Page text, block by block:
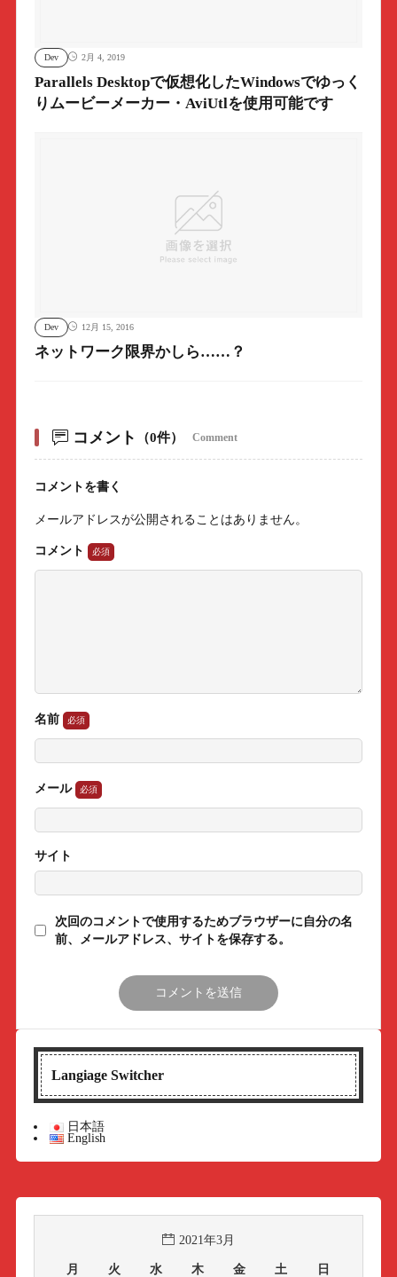
Dev 2月 4, 2019
Parallels Desktopで仮想化したWindowsでゆっく
りムービーメーカー・AviUtlを使用可能です
Dev 12月 15, 2016
ネットワーク限界かしら……？
コメント （0件） Comment
コメントを書く
メールアドレスが公開されることはありません。
コメント
名前
メール
サイト
次回のコメントで使用するためブラウザーに自分の名
前、メールアドレス、サイトを保存する。
Langiage Switcher
日本語
English
2021年3月
月 火 水 木 金 土 日